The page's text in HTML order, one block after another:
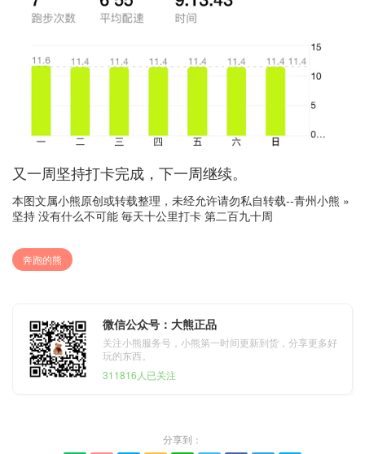
又一周坚持打卡完成，下一周继续。
本图文属小熊原创或转载整理，未经允许请勿私自转载--青州小熊 »
坚持 没有什么不可能 毎天十公里打卡 第二百九十周
奔跑的熊
微信公众号：大熊正品
关注小熊服务号，小熊第一时间更新到货，分享更多好
玩的东西。
311816人已关注
分享到：